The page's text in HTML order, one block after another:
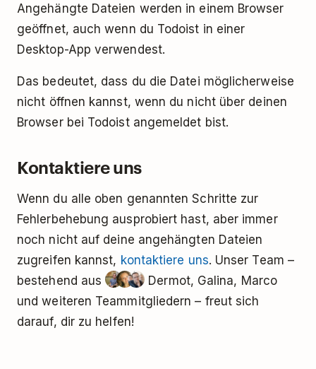
Angehängte Dateien werden in einem Browser
geöffnet, auch wenn du Todoist in einer
Desktop-App verwendest.
Das bedeutet, dass du die Datei möglicherweise
nicht öffnen kannst, wenn du nicht über deinen
Browser bei Todoist angemeldet bist.
Kontaktiere uns
Wenn du alle oben genannten Schritte zur
Fehlerbehebung ausprobiert hast, aber immer
noch nicht auf deine angehängten Dateien
zugreifen kannst, kontaktiere uns. Unser Team –
bestehend aus
Dermot, Galina, Marco
und weiteren Teammitgliedern – freut sich
darauf, dir zu helfen!